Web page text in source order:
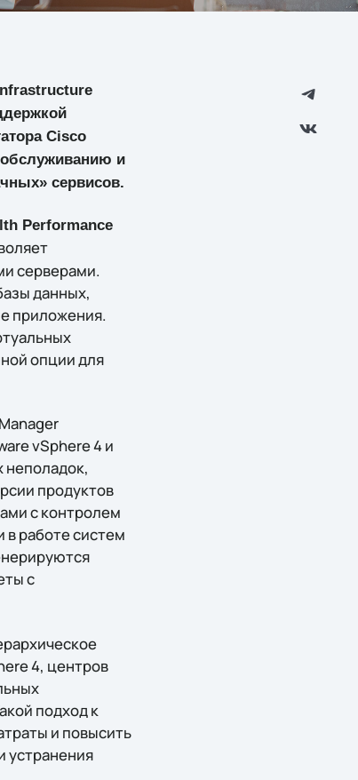
Cisco
обслуживанию и
сервисов.
Performance
серверами.
данных,
приложения.
опции для
vSphere 4 и
неполадок,
продуктов
с контролем
в работе систем
с
4, центров
подход к
и повысить
устранения